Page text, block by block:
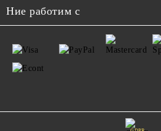
Ние работим с